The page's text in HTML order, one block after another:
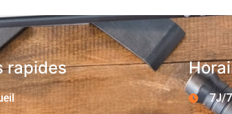
rapides
7J/